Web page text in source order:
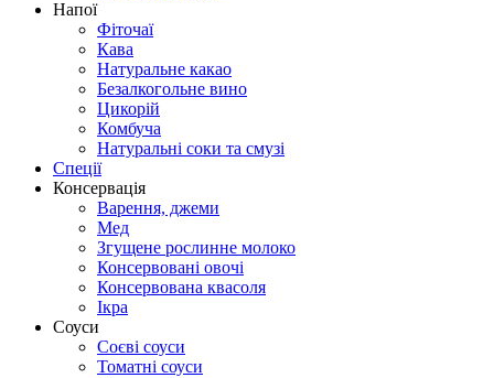
Напої
Фіточаї
Кава
Натуральне какао
Безалкогольне вино
Цикорій
Комбуча
Натуральні соки та смузі
Спеції
Консервація
Варення, джеми
Мед
Згущене рослинне молоко
Консервовані овочі
Консервована квасоля
Ікра
Соуси
Соєві соуси
Томатні соуси